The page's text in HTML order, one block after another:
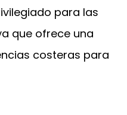
para las
que ofrece una
costeras para